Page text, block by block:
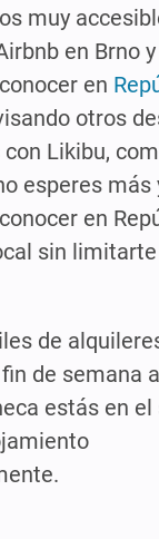
muy
en Brno
en
otros
Likibu,
esperes más
en
sin
de
de semana
estás en